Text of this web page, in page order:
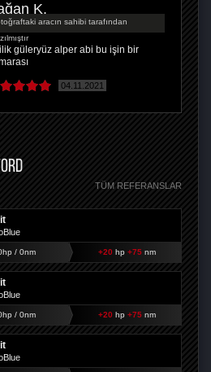
K.
aracın sahibi tarafından
güleryüz alper abi bu işin bir
04.11.2021
TÜM REFERANSLAR
/ 0nm +20 hp +75nm
/ 0nm +20 hp +75nm